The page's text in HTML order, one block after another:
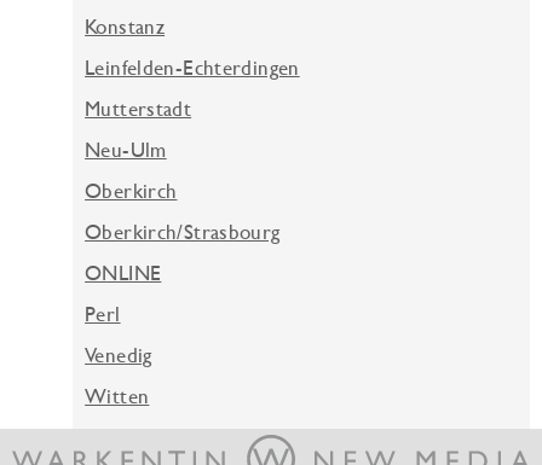
Konstanz
Leinfelden-Echterdingen
Mutterstadt
Neu-Ulm
Oberkirch
Oberkirch/Strasbourg
ONLINE
Perl
Venedig
Witten